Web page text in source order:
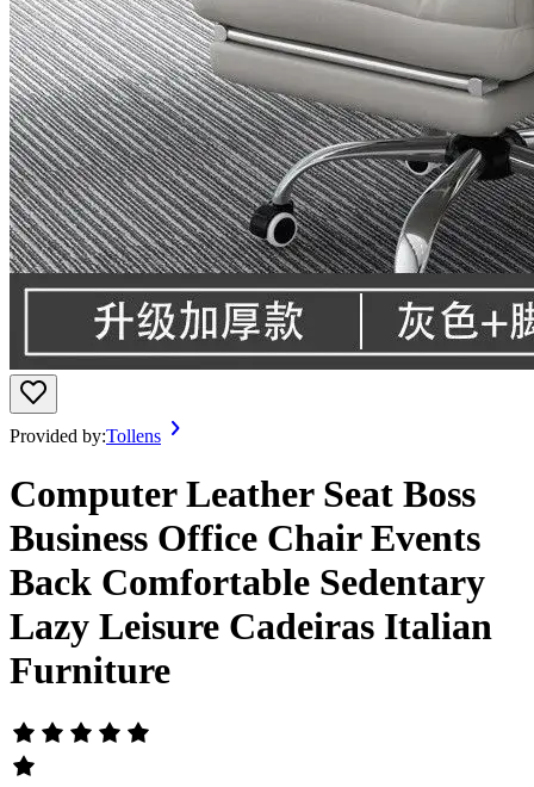
Provided by:Tollens
Computer Leather Seat Boss
Business Office Chair Events
Back Comfortable Sedentary
Lazy Leisure Cadeiras Italian
Furniture